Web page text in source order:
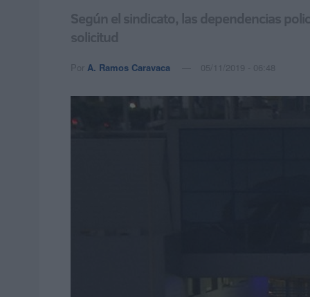
Según el sindicato, las dependencias
solicitud
Por A. Ramos Caravaca 05/11/2019 - 06:48